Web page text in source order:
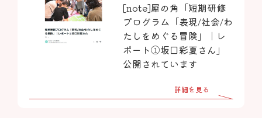
[note]犀の角「短期研修
プログラム「表現/社会/わ
たしをめぐる冒険」｜レ
ポート①坂口彩夏さん」
公開されています
詳細を見る